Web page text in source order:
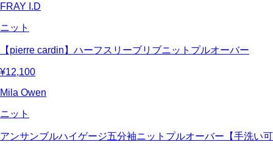
FRAY I.D
ニット
【pierre cardin】ハーフスリーブリブニットプルオーバー
¥12,100
Mila Owen
ニット
アンサンブルハイゲージ五分袖ニットプルオーバー【手洗い